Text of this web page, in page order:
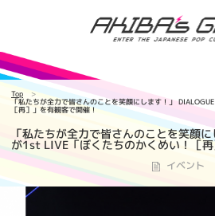
Top
「私たちが全力で皆さんのことを笑顔にします！」
［再］」を有観客で開催！
「私たちが全力で皆さんのことを笑顔
が1st LIVE「ぼくたちのかくめい！［
イベント